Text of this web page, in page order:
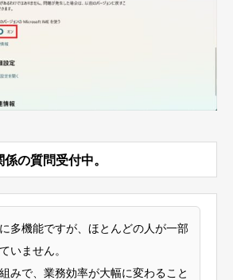
の質問受付中。
多機能ですが、ほとんどの人が一部
いません。
みで、業務効率が大幅に変わること